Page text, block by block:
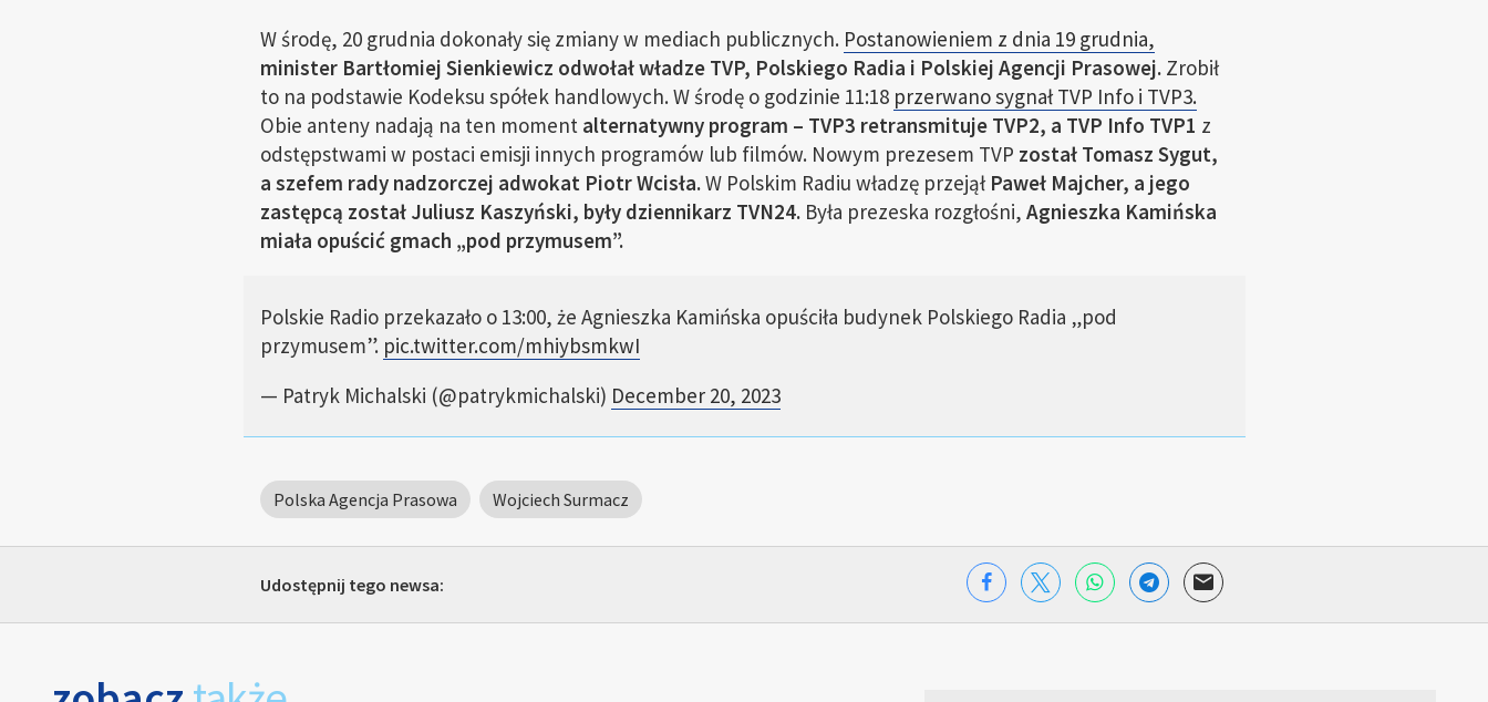
W środę, 20 grudnia dokonały się zmiany w mediach publicznych. Postanowieniem z dnia 19 grudnia,
minister Bartłomiej Sienkiewicz odwołał władze TVP, Polskiego Radia i Polskiej Agencji Prasowej.Zrobił
to na podstawie Kodeksu spółek handlowych. W środę o godzinie 11:18 przerwano sygnał TVP Info i TVP3.
Obie anteny nadają na ten momentalternatywny program – TVP3 retransmituje TVP2, a TVP Info TVP1 z
odstępstwami w postaci emisji innych programów lub filmów. Nowym prezesem TVP został Tomasz Sygut,
a szefem rady nadzorczej adwokat Piotr Wcisła.W Polskim Radiu władzę przejął Paweł Majcher, a jego
zastępcą został Juliusz Kaszyński, były dziennikarz TVN24.Była prezeska rozgłośni, Agnieszka Kamińska
miała opuścić gmach „pod przymusem”.
Polskie Radio przekazało o 13:00, że Agnieszka Kamińska opuściła budynek Polskiego Radia „pod
przymusem”. pic.twitter.com/mhiybsmkwI
— Patryk Michalski (@patrykmichalski) December 20, 2023
Polska Agencja Prasowa Wojciech Surmacz
Udostępnij tego newsa: